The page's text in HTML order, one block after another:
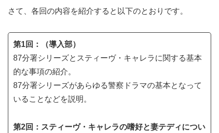
さて、各回の内容を紹介すると以下のとおりです。
第1回：（導入部）
87分署シリーズとスティーヴ・キャレラに関する基本
的な事項の紹介。
87分署シリーズがあらゆる警察ドラマの基本となって
いることなどを説明。
第2回：スティーヴ・キャレラの嗜好と妻テディについ